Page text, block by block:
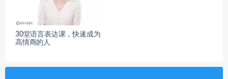
30堂语言表达课，快速成为
高情商的人